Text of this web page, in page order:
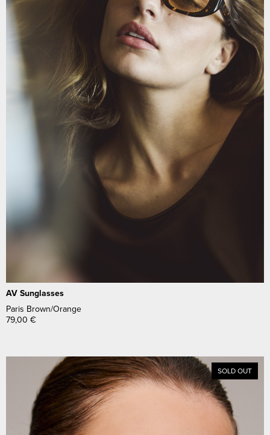
AV Sunglasses
Paris Brown/Orange
79,00 €
SOLD OUT